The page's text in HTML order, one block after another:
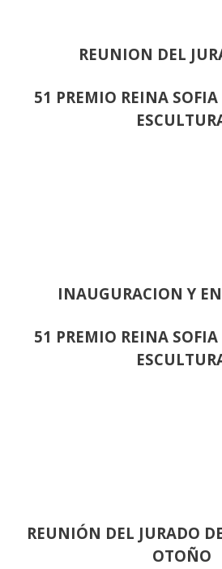
REUNION DEL
51 PREMIO REINA
INAUGURACION Y
51 PREMIO REINA
REUNIÓN DEL JURADO
OTOÑO